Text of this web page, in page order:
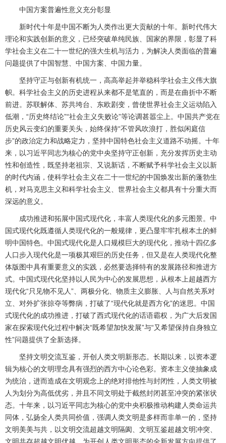
中国方案普遍性意义充分彰显
新时代十年是中国不断为人类作出更大贡献的十年。新时代伟大
理论和实践创新的意义，已经突破单纯民族、国家的界限，彰显了科
学社会主义在二十一世纪的强大生机与活力，为解决人类面临的普遍
问题提供了中国智慧、中国方案、中国力量。
坚持守正与创新有机统一，高高举起并举稳科学社会主义伟大旗
帜。科学社会主义的历史进程从来都不是笔直的，而是在曲折中不断
前进。苏联解体、苏共垮台、东欧剧变，曾使世界社会主义运动陷入
低潮，“历史终结论”“社会主义失败论”等论调甚嚣尘上。中国共产党在
历史风云变幻的重要关头，始终保持“不管风吹浪打，胜似闲庭信
步”的政治定力和战略定力，坚持中国特色社会主义道路不动摇。十年
来，以习近平同志为核心的党中央坚持守正创新，充分发挥历史主动
性和创造性，既坚持老祖宗、又说新话，不断赋予科学社会主义以新
的时代内涵，使科学社会主义在二十一世纪的中国焕发出新的蓬勃生
机，对马克思主义和科学社会主义、世界社会主义都具有十分重大而
深远的意义。
成功推进和拓展中国式现代化，丰富人类现代化的多元图景。中
国式现代化既遵循人类现代化的一般规律，更凸显牢牢扎根本土的鲜
明中国特色。中国式现代化是人口规模巨大的现代化，推动十四亿多
人口步入现代化是一项极其艰巨的历史任务，但又是在人类现代化整
体版图中具有重要意义的实践，必然要选择特有的发展路径和推进方
式。中国式现代化坚持以人民为中心的发展思想，从根本上超越西方
现代化“只见物不见人”、两极分化、物质主义膨胀、人与自然关系对
立、对外扩张掠夺等弊病，打破了“现代化就是西方化”的迷思。中国
式现代化的成功推进，打破了西式现代化的话语霸权，为广大后发国
家在探索现代化过程中解决“既希望加快发展”与“又希望保持自身独立
性”问题提供了全新选择。
坚持文明交流互鉴，开创人类文明新形态。长期以来，以资本逻
辑为核心的文明理念具有强烈的西方中心论色彩。资本主义使抽象成
为统治，进而造成在文明观念上的绝对排他性与封闭性，人类文明被
人为划分为高低优劣，并且不同文明处于截然封闭甚至冲突的紧张状
态。十年来，以习近平同志为核心的党中央积极推动构建人类命运共
同体，弘扬全人类共同价值，强调人类文明是多样而非单一的，坚持
文明美美与共，以文明交流超越文明隔阂、文明互鉴超越文明冲突、
文明共存超越文明优越，为开创人类文明形态的全新发展方向提供了